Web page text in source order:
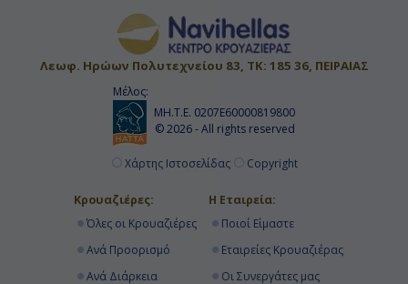
Λεωφ. Ηρώων Πολυτεχνείου 83, ΤΚ: 185 36, ΠΕΙΡΑΙΑΣ
Μέλος:
ΜΗ.Τ.Ε. 0207Ε60000819800
© 2026 - All rights reserved
Χάρτης Ιστοσελίδας Copyright
Κρουαζιέρες:
Όλες οι Κρουαζιέρες
Ανά Προορισμό
Ανά Διάρκεια
Η Εταιρεία:
Ποιοί Είμαστε
Εταιρείες Κρουαζιέρας
Οι Συνεργάτες μας